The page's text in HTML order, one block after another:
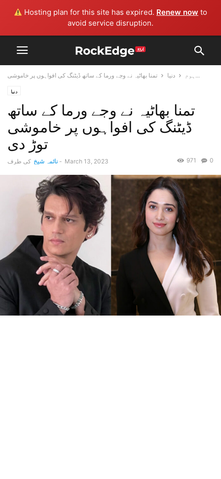
Hosting plan for this site has expired. Renew now to
avoid service disruption.
ہوم دنیا تمنا بھاٹیہ نے وجے ورما کے ساتھ ڈیٹنگ کی افواہوں پر خاموشی...
دنیا
تمنا بھاٹیہ نے وجے ورما کے ساتھ
ڈیٹنگ کی افواہوں پر خاموشی
توڑ دی
کی طرف نائمہ شیخ - March 13, 2023 0
971